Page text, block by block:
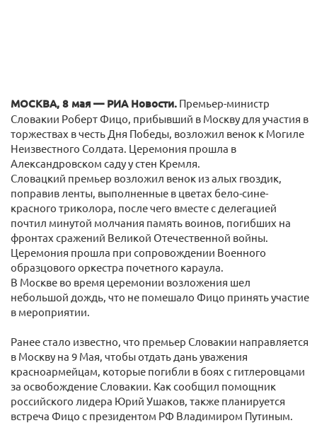
МОСКВА, 8 мая — РИА Новости. Премьер-министр
Словакии Роберт Фицо, прибывший в Москву для участия в
торжествах в честь Дня Победы, возложил венок к Могиле
Неизвестного Солдата. Церемония прошла в
Александровском саду у стен Кремля.
Словацкий премьер возложил венок из алых гвоздик,
поправив ленты, выполненные в цветах бело-сине-
красного триколора, после чего вместе с делегацией
почтил минутой молчания память воинов, погибших на
фронтах сражений Великой Отечественной войны.
Церемония прошла при сопровождении Военного
образцового оркестра почетного караула.
В Москве во время церемонии возложения шел
небольшой дождь, что не помешало Фицо принять участие
в мероприятии.
Ранее стало известно, что премьер Словакии направляется
в Москву на 9 Мая, чтобы отдать дань уважения
красноармейцам, которые погибли в боях с гитлеровцами
за освобождение Словакии. Как сообщил помощник
российского лидера Юрий Ушаков, также планируется
встреча Фицо с президентом РФ Владимиром Путиным.